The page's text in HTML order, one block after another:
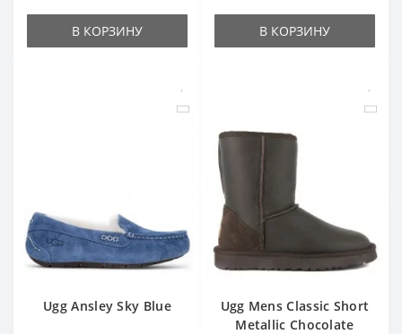
В КОРЗИНУ В КОРЗИНУ
Ugg Ansley Sky Blue
Ugg Mens Classic Short
Metallic Chocolate